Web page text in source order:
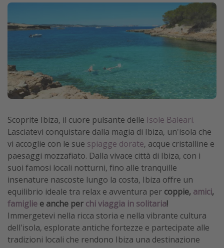
Altri argomenti
Travel magazine
Festività del 2026
Città più visitate
Scoprite Ibiza, il cuore pulsante delle Isole Baleari.
Lasciatevi conquistare dalla magia di Ibiza, un'isola che
vi accoglie con le sue spiagge dorate, acque cristalline e
paesaggi mozzafiato. Dalla vivace città di Ibiza, con i
suoi famosi locali notturni, fino alle tranquille
insenature nascoste lungo la costa, Ibiza offre un
equilibrio ideale tra relax e avventura per coppie, amici,
famiglie e anche per chi viaggia in solitaria!
Immergetevi nella ricca storia e nella vibrante cultura
dell'isola, esplorate antiche fortezze e partecipate alle
tradizioni locali che rendono Ibiza una destinazione